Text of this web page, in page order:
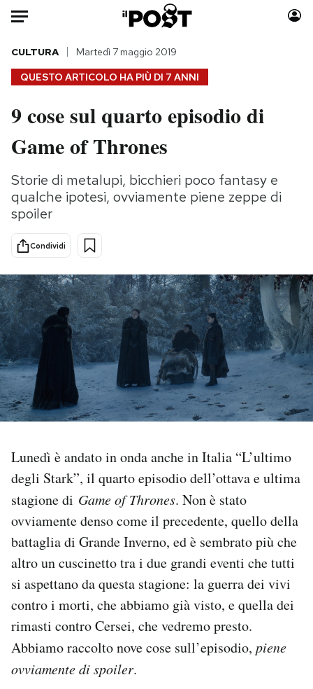
Auto
HOME
Italia
Politica
Tecnologia
Internet
Scienza
Cultura
Economia
Sport
Moda
Storie/Idee
Ok Boomer!
Mondiali calcio 2026
PODCAST
NEWSLETTER
SHOP
CALENDARIO
AREA PERSONALE
Area Personale
Newsletter
Regala il Post
Hai bisogno di aiuto?
QUESTO ARTICOLO HA PIÙ DI 7 ANNI
CULTURA Martedì 7 maggio 2019
9 cose sul quarto episodio di
Game of Thrones
Storie di metalupi, bicchieri poco fantasy e
qualche ipotesi, ovviamente piene zeppe di
spoiler
Condividi
Lunedì è andato in onda anche in Italia “L’ultimo
degli Stark”, il quarto episodio dell’ottava e ultima
stagione di Game of Thrones. Non è stato
ovviamente denso come il precedente, quello della
battaglia di Grande Inverno, ed è sembrato più che
altro un cuscinetto tra i due grandi eventi che tutti
si aspettano da questa stagione: la guerra dei vivi
contro i morti, che abbiamo già visto, e quella dei
rimasti contro Cersei, che vedremo presto.
Abbiamo raccolto nove cose sull’episodio, piene
ovviamente di spoiler.